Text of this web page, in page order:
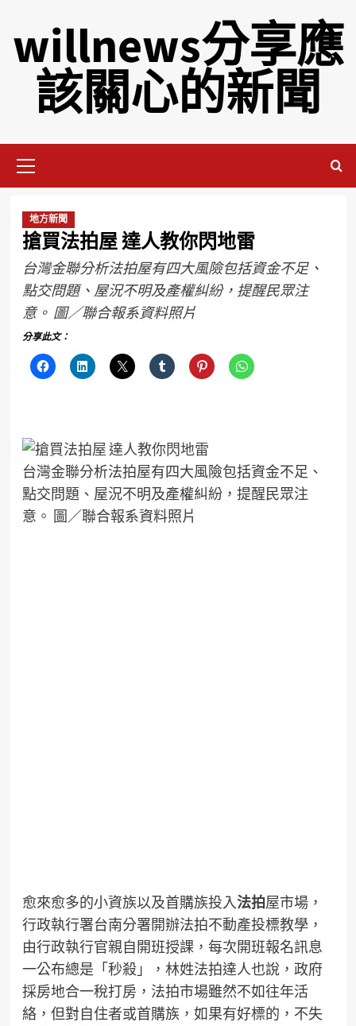
willnews分享應
該關心的新聞
地方新聞
搶買法拍屋 達人教你閃地雷
台灣金聯分析法拍屋有四大風險包括資金不足、
點交問題、屋況不明及產權糾紛，提醒民眾注
意。 圖／聯合報系資料照片
分享此文：
台灣金聯分析法拍屋有四大風險包括資金不足、
點交問題、屋況不明及產權糾紛，提醒民眾注
意。 圖／聯合報系資料照片
愈來愈多的小資族以及首購族投入法拍屋市場，
行政執行署台南分署開辦法拍不動產投標教學，
由行政執行官親自開班授課，每次開班報名訊息
一公布總是「秒殺」，林姓法拍達人也說，政府
採房地合一稅打房，法拍市場雖然不如往年活
絡，但對自住者或首購族，如果有好標的，不失